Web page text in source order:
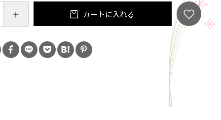
】
、アメリカ生まれ。美術学校を卒業後、彫刻家とし
気なモファットきょうだい』の挿絵を手がけたこと
の本の仕事をはじめる。絵本『たくさんのお月さ
コット賞を受賞。『百まいのドレス』『王さまとか
ザンのかくれんぼ』『ねぼすけはとどけい』『てぶ
カートに入れる